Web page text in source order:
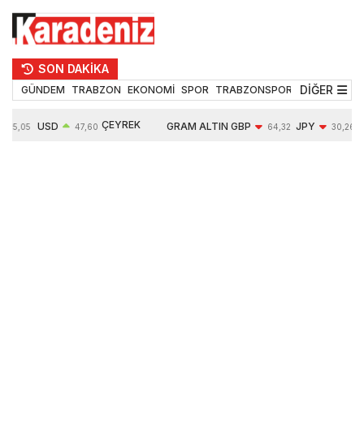
SON DAKİKA
GÜNDEM TRABZON EKONOMİ SPOR TRABZONSPOR TEKNOLOJİ
DİĞER
55,05 USD 47,60 ÇEYREK GRAM ALTIN GBP 64,32 JPY 30,26